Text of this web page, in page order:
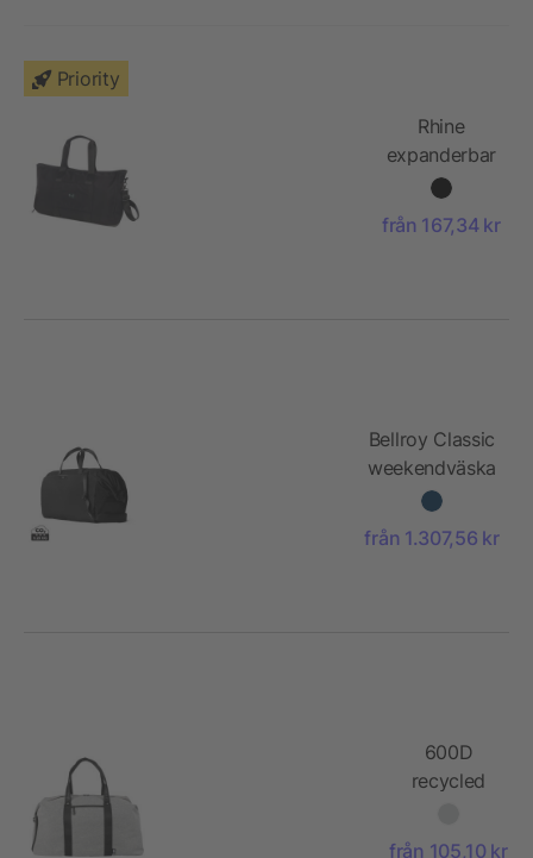
Priority
Rhine
expanderbar
duffelväska
återvunnen
från 167,34 kr
Bellroy Classic
weekendväska
45L
från 1.307,56 kr
600D
recycled
duffle bag
från 105,10 kr